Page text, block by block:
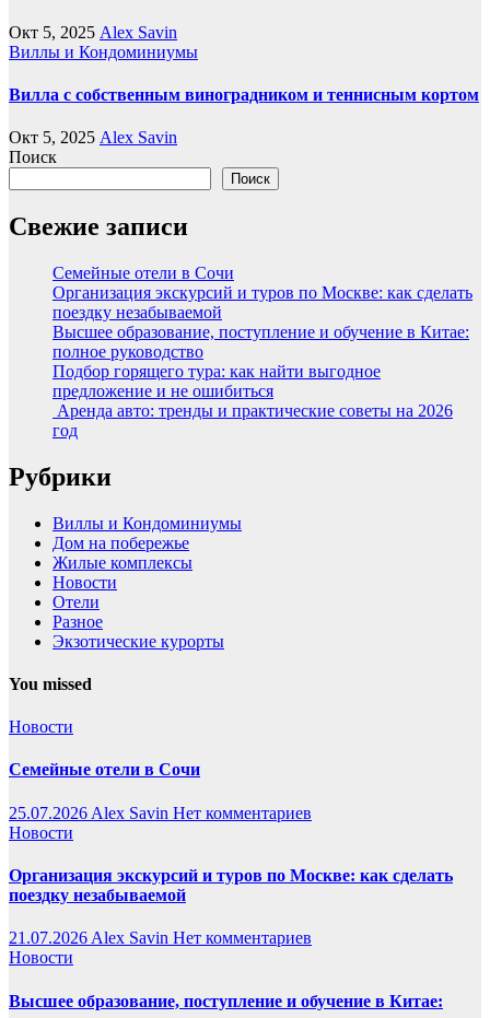
Окт 5, 2025 Alex Savin
Виллы и Кондоминиумы
Вилла с собственным виноградником и теннисным кортом
Окт 5, 2025 Alex Savin
Поиск
Поиск
Свежие записи
Семейные отели в Сочи
Организация экскурсий и туров по Москве: как сделать
поездку незабываемой
Высшее образование, поступление и обучение в Китае:
полное руководство
Подбор горящего тура: как найти выгодное
предложение и не ошибиться
Аренда авто: тренды и практические советы на 2026
год
Рубрики
Виллы и Кондоминиумы
Дом на побережье
Жилые комплексы
Новости
Отели
Разное
Экзотические курорты
You missed
Новости
Семейные отели в Сочи
25.07.2026 Alex Savin Нет комментариев
Новости
Организация экскурсий и туров по Москве: как сделать
поездку незабываемой
21.07.2026 Alex Savin Нет комментариев
Новости
Высшее образование, поступление и обучение в Китае: